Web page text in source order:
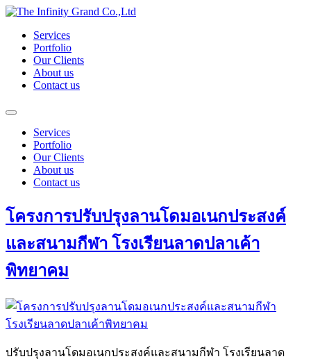
Skip
contentServices
Portfolio
Our Clients
About us
Contact us
Services
Portfolio
Our Clients
About us
Contact us
โครงการปรับปรุงลานโดมอเนกประสงค์
และสนามกีฬา โรงเรียนลาดปลาเค้า
พิทยาคม
ปรับปรุงลานโดมอเนกประสงค์และสนามกีฬา โรงเรียนลาด